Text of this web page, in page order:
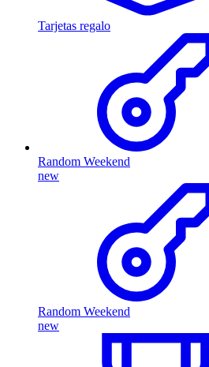
Tarjetas regalo
Random Weekend
new
Random Weekend
new